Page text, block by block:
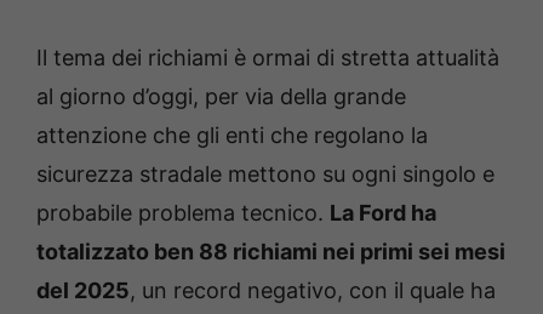
Il tema dei richiami è ormai di stretta attualità
al giorno d’oggi, per via della grande
attenzione che gli enti che regolano la
sicurezza stradale mettono su ogni singolo e
probabile problema tecnico. La Ford ha
totalizzato ben 88 richiami nei primi sei mesi
del 2025, un record negativo, con il quale ha